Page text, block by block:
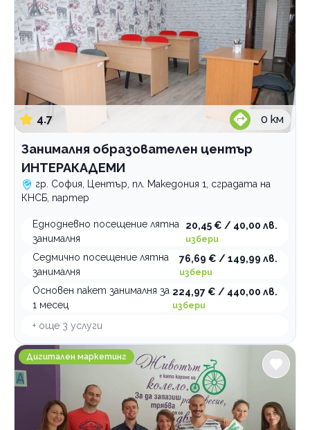
4.7 0 км
Занималня образователен център
ИНТЕРАКАДЕМИ
гр. София, Център, пл. Македония 1, сградата на
КНСБ, партер
Еднодневно посещение лятна
занималня
20,45 € / 40,00 лв.
избери
Седмично посещение лятна
занималня
76,69 € / 149,99 лв.
избери
Основен пакет занималня за
1 месец
224,97 € / 440,00 лв.
избери
+ още 3 услуги
Reshenia.com
Дигитален маркетинг